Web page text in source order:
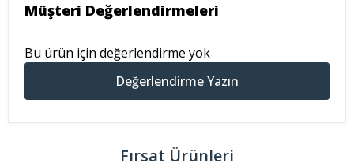
Müşteri Değerlendirmeleri
Bu ürün için değerlendirme yok
Değerlendirme Yazın
Fırsat Ürünleri